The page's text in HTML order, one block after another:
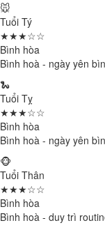
🐭
Tuổi Tý
★★★☆☆
Bình hòa
Bình hoà - ngày yên
🐍
Tuổi Tỵ
★★★☆☆
Bình hòa
Bình hoà - ngày yên
🐵
Tuổi Thân
★★★☆☆
Bình hòa
Bình hoà - duy trì